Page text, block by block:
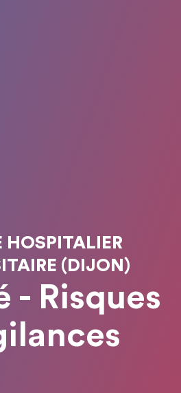
HOSPITALIER
(DIJON)
- Risques